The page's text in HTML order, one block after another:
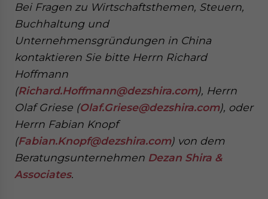
Bei Fragen zu Wirtschaftsthemen, Steuern,
Buchhaltung und
Unternehmensgründungen in China
kontaktieren Sie bitte Herrn Richard
Hoffmann
(Richard.Hoffmann@dezshira.com), Herrn
Olaf Griese (Olaf.Griese@dezshira.com), oder
Herrn Fabian Knopf
(Fabian.Knopf@dezshira.com) von dem
Beratungsunternehmen Dezan Shira &
Associates.